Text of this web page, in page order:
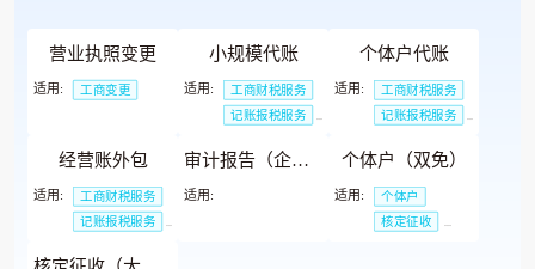
营业执照变更
适用: 工商变更
小规模代账
适用:
工商财税服务
记账报税服务
个体户代账
适用:
工商财税服务
记账报税服务
经营账外包
适用:
工商财税服务
记账报税服务
审计报告（企业版)
适用:
个体户（双免）
适用:
个体户
核定征收